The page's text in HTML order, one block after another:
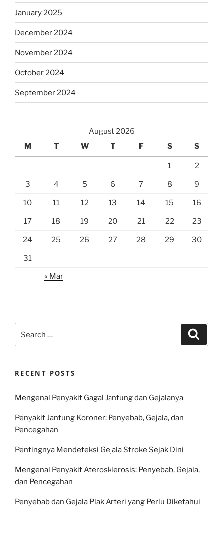
January 2025
December 2024
November 2024
October 2024
September 2024
August 2026
M
T W T F S S
1 2
3 4 5 6 7 8 9
10 11 12 13 14 15 16
17 18 19 20 21 22 23
24 25 26 27 28 29 30
31
« Mar
for:
RECENT POSTS
Mengenal Penyakit Gagal Jantung dan Gejalanya
Penyakit Jantung Koroner: Penyebab, Gejala, dan
Pencegahan
Pentingnya Mendeteksi Gejala Stroke Sejak Dini
Mengenal Penyakit Aterosklerosis: Penyebab, Gejala,
dan Pencegahan
Penyebab dan Gejala Plak Arteri yang Perlu Diketahui